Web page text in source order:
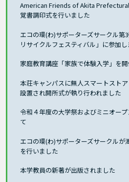
American Friends of Akita
覚書調印式を行いました
エコの環(わ)サポーターズサークル第
リサイクルフェスティバル」に参加
家庭教育講座「家族で体験入学」を
本荘キャンパスに無人スマートスト
設置され開所式が執り行われました
令和４年度の大学祭およびミニオー
て
エコの環(わ)サポーターズサークルが
を行いました
本学教員の新著が出版されました